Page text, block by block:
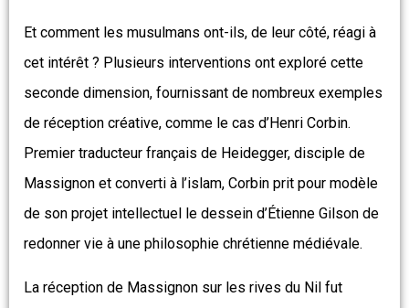
Et comment les musulmans ont-ils, de leur côté, réagi à
cet intérêt ? Plusieurs interventions ont exploré cette
seconde dimension, fournissant de nombreux exemples
de réception créative, comme le cas d’Henri Corbin.
Premier traducteur français de Heidegger, disciple de
Massignon et converti à l’islam, Corbin prit pour modèle
de son projet intellectuel le dessein d’Étienne Gilson de
redonner vie à une philosophie chrétienne médiévale.
La réception de Massignon sur les rives du Nil fut